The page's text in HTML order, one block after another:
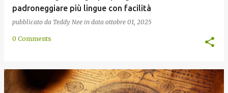
padroneggiare più lingue con facilità
pubblicato da Teddy Nee in data ottobre 01, 2025
0 Comments